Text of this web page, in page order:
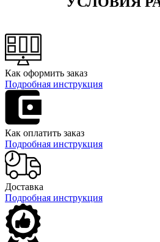
Как оформить заказ
Подробная инструкция
Как оплатить заказ
Подробная инструкция
Доставка
Подробная инструкция